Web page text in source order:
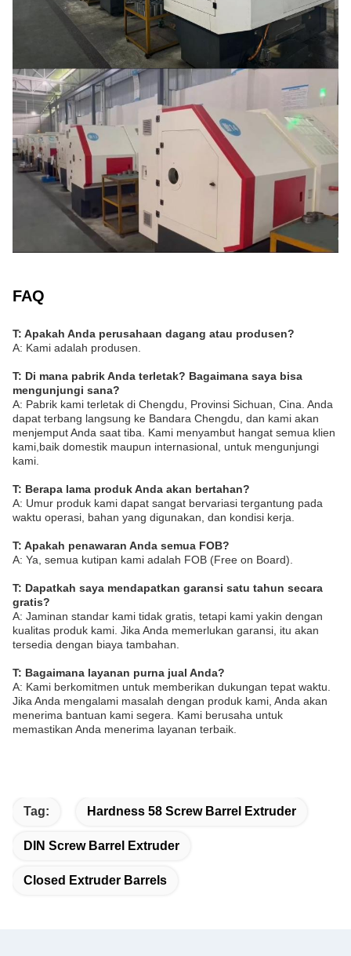
FAQ
T: Apakah Anda perusahaan dagang atau produsen?
A: Kami adalah produsen.
T: Di mana pabrik Anda terletak? Bagaimana saya bisa
mengunjungi sana?
A: Pabrik kami terletak di Chengdu, Provinsi Sichuan, Cina. Anda
dapat terbang langsung ke Bandara Chengdu, dan kami akan
menjemput Anda saat tiba. Kami menyambut hangat semua klien
kami,baik domestik maupun internasional, untuk mengunjungi
kami.
T: Berapa lama produk Anda akan bertahan?
A: Umur produk kami dapat sangat bervariasi tergantung pada
waktu operasi, bahan yang digunakan, dan kondisi kerja.
T: Apakah penawaran Anda semua FOB?
A: Ya, semua kutipan kami adalah FOB (Free on Board).
T: Dapatkah saya mendapatkan garansi satu tahun secara
gratis?
A: Jaminan standar kami tidak gratis, tetapi kami yakin dengan
kualitas produk kami. Jika Anda memerlukan garansi, itu akan
tersedia dengan biaya tambahan.
T: Bagaimana layanan purna jual Anda?
A: Kami berkomitmen untuk memberikan dukungan tepat waktu.
Jika Anda mengalami masalah dengan produk kami, Anda akan
menerima bantuan kami segera. Kami berusaha untuk
memastikan Anda menerima layanan terbaik.
Tag: Hardness 58 Screw Barrel Extruder
DIN Screw Barrel Extruder
Closed Extruder Barrels